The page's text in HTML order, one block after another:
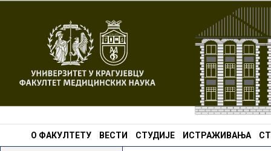
О ФАКУЛТЕТУ ВЕСТИ СТУДИЈЕ ИСТРАЖИВАЊА